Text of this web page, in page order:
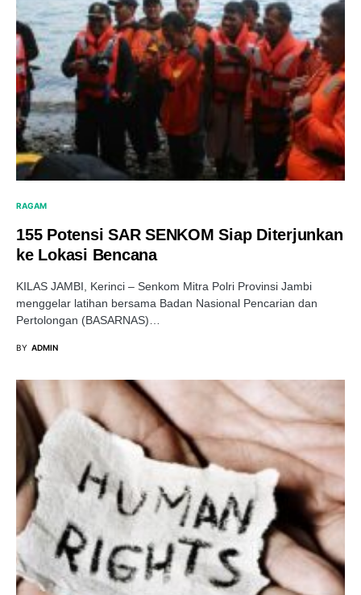
RAGAM
155 Potensi SAR SENKOM Siap Diterjunkan
ke Lokasi Bencana
KILAS JAMBI, Kerinci – Senkom Mitra Polri Provinsi Jambi
menggelar latihan bersama Badan Nasional Pencarian dan
Pertolongan (BASARNAS)…
BY ADMIN